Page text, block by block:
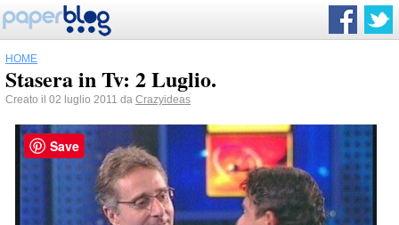
HOME
Stasera in Tv: 2 Luglio.
Creato il 02 luglio 2011 da Crazyideas
Save